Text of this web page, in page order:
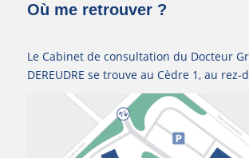
Où me retrouver ?
Le Cabinet de consultation du Docteur
DEREUDRE se trouve au Cèdre 1, au rez-